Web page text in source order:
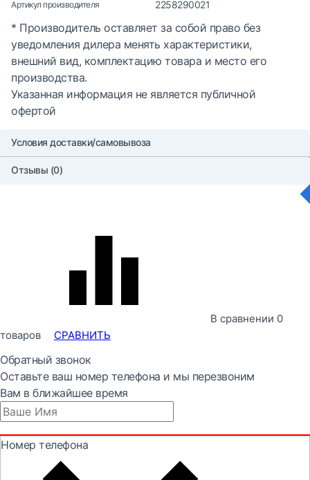
Артикул производителя 2258290021
* Производитель оставляет за собой право без
уведомления дилера менять характеристики,
внешний вид, комплектацию товара и место его
производства.
Указанная информация не является публичной
офертой
Условия доставки/самовывоза
Отзывы (0)
В сравнении 0
товаров
СРАВНИТЬ
Обратный звонок
Оставьте ваш номер телефона и мы перезвоним
Вам в ближайшее время
Номер телефона